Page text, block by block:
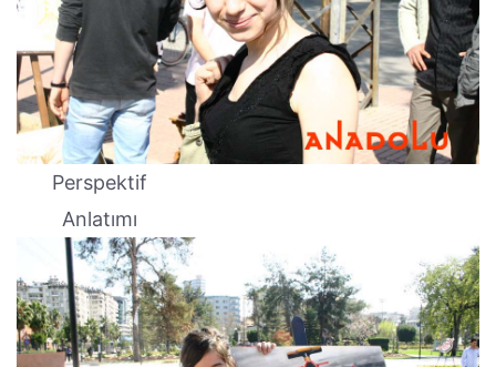
Perspektif
Anlatımı